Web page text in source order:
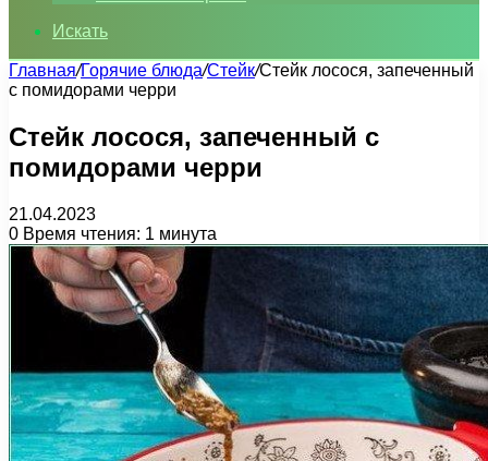
Искать
Главная/Горячие блюда/Стейк/Стейк лосося, запеченный
с помидорами черри
Стейк лосося, запеченный с
помидорами черри
21.04.2023
0 Время чтения: 1 минута